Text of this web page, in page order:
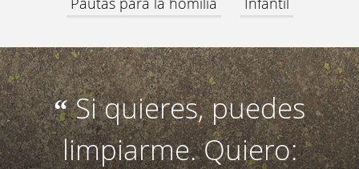
“Si quieres, puedes
limpiarme. Quiero: